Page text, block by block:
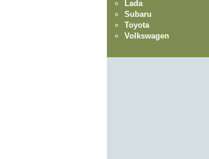
Lada
Subaru
Toyota
Volkswagen